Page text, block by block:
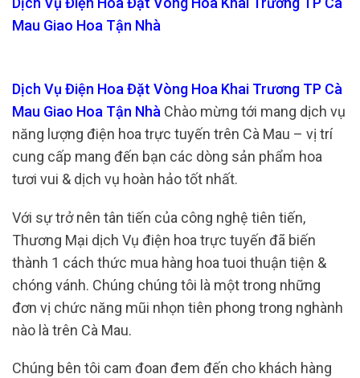
Mau Giao Hoa Tận Nhà
Dịch Vụ Điện Hoa Đặt Vòng Hoa Khai Trương TP Cà
Mau Giao Hoa Tận Nhà Chào mừng tới mang dịch vụ
năng lượng điện hoa trực tuyến trên Cà Mau – vị trí
cung cấp mang đến bạn các dòng sản phẩm hoa
tươi vui & dịch vụ hoàn hảo tốt nhất.
Với sự trở nên tân tiến của công nghệ tiên tiến,
Thương Mại dịch Vụ điện hoa trực tuyến đã biến
thành 1 cách thức mua hàng hoa tuoi thuận tiện &
chóng vánh. Chúng chúng tôi là một trong những
đơn vị chức năng mũi nhọn tiên phong trong nghành
nào là trên Cà Mau.
Chúng bên tôi cam đoan đem đến cho khách hàng